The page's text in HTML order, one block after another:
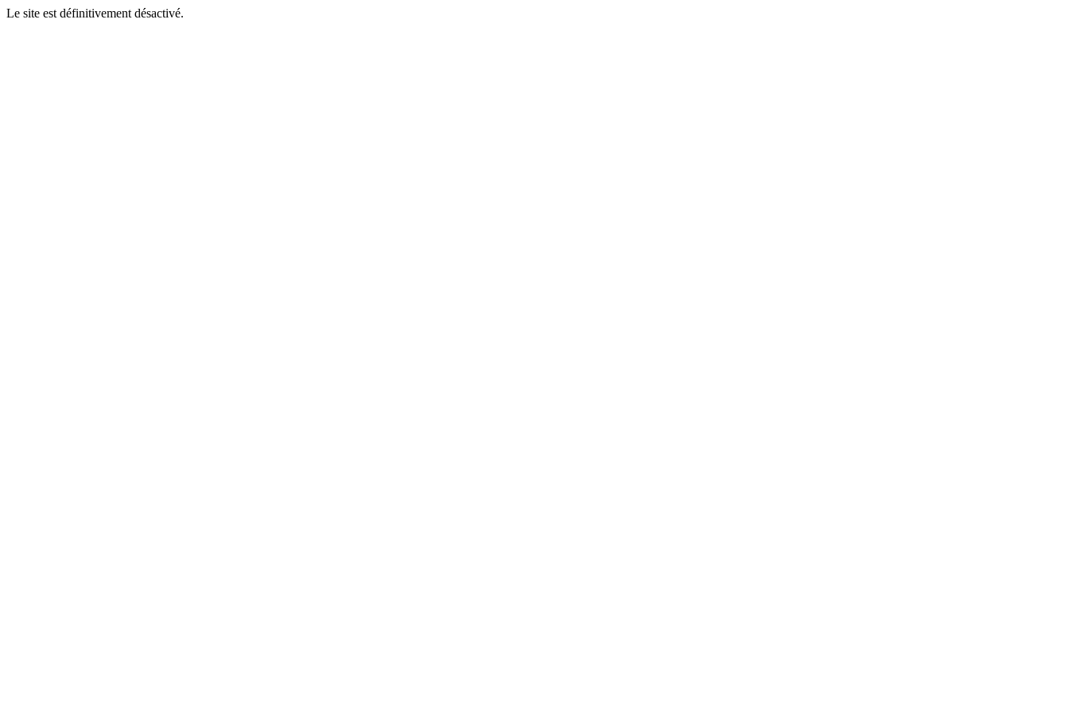
Le site est définitivement désactivé.